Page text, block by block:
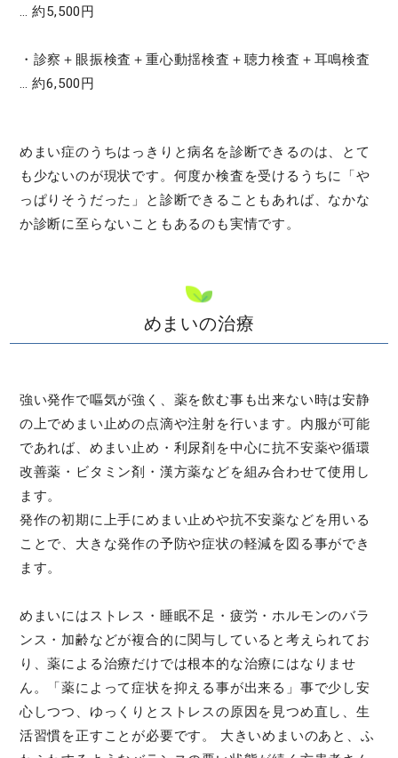
… 約5,500円
・診察＋眼振検査＋重心動揺検査＋聴力検査＋耳鳴検査
… 約6,500円
めまい症のうちはっきりと病名を診断できるのは、とて
も少ないのが現状です。何度か検査を受けるうちに「や
っぱりそうだった」と診断できることもあれば、なかな
か診断に至らないこともあるのも実情です。
めまいの治療
強い発作で嘔気が強く、薬を飲む事も出来ない時は安静
の上でめまい止めの点滴や注射を行います。内服が可能
であれば、めまい止め・利尿剤を中心に抗不安薬や循環
改善薬・ビタミン剤・漢方薬などを組み合わせて使用し
ます。
発作の初期に上手にめまい止めや抗不安薬などを用いる
ことで、大きな発作の予防や症状の軽減を図る事ができ
ます。
めまいにはストレス・睡眠不足・疲労・ホルモンのバラ
ンス・加齢などが複合的に関与していると考えられてお
り、薬による治療だけでは根本的な治療にはなりませ
ん。「薬によって症状を抑える事が出来る」事で少し安
心しつつ、ゆっくりとストレスの原因を見つめ直し、生
活習慣を正すことが必要です。 大きいめまいのあと、ふ